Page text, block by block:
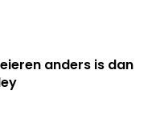
anders is dan